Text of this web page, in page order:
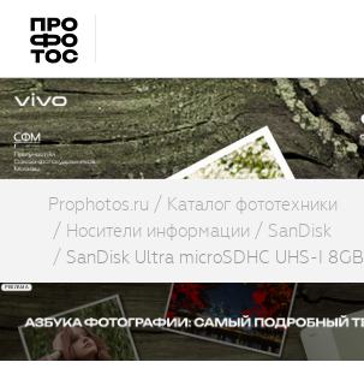
Prophotos.ru
Каталог фототехники
Носители информации
SanDisk
SanDisk Ultra microSDHC UHS-I 8GB